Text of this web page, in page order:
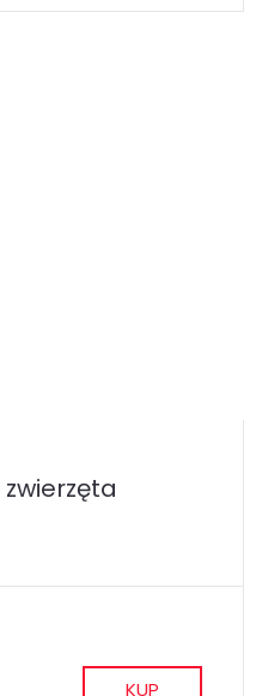
KUP